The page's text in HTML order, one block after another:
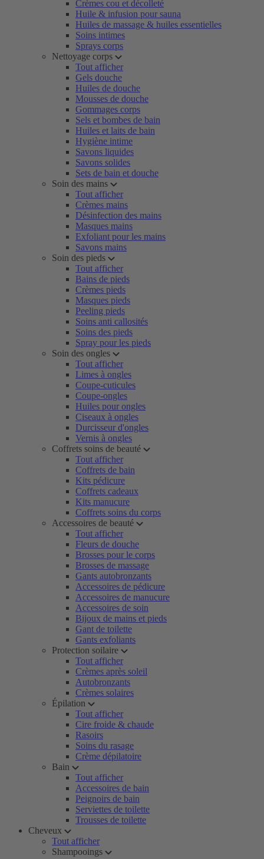
Crèmes cou et décolleté
Huile & infusion pour sauna
Huiles de massage & huiles essentielles
Soins intimes
Sprays corps
Nettoyage corps
Tout afficher
Gels douche
Huiles de douche
Mousses de douche
Gommages corps
Sels et bombes de bain
Huiles et laits de bain
Hygiène intime
Savons liquides
Savons solides
Sets de bain et douche
Soin des mains
Tout afficher
Crèmes mains
Désinfection des mains
Masques mains
Exfoliant pour les mains
Savons mains
Soin des pieds
Tout afficher
Bains de pieds
Crèmes pieds
Masques pieds
Peeling pieds
Soins anti callosités
Soins des pieds
Spray pour les pieds
Soin des ongles
Tout afficher
Limes à ongles
Coupe-cuticules
Coupe-ongles
Huiles pour ongles
Ciseaux à ongles
Durcisseur d'ongles
Vernis à ongles
Coffrets soins de beauté
Tout afficher
Coffrets de bain
Kits pédicure
Coffrets cadeaux
Kits manucure
Coffrets soins du corps
Accessoires de beauté
Tout afficher
Fleurs de douche
Brosses pour le corps
Brosses de massage
Gants autobronzants
Accessoires de pédicure
Accessoires de manucure
Accessoires de soin
Bijoux de mains et pieds
Gant de toilette
Gants exfoliants
Protection soilaire
Tout afficher
Crèmes après soleil
Autobronzants
Crèmes solaires
Épilation
Tout afficher
Cire froide & chaude
Rasoirs
Soins du rasage
Crème dépilatoire
Bain
Tout afficher
Accessoires de bain
Peignoirs de bain
Serviettes de toilette
Trousses de toilette
Cheveux
Tout afficher
Shampooings